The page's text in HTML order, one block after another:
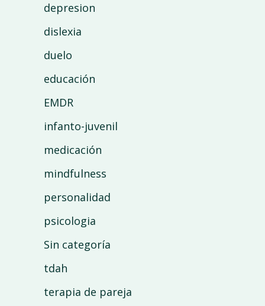
depresion
dislexia
duelo
educación
EMDR
infanto-juvenil
medicación
mindfulness
personalidad
psicologia
Sin categoría
tdah
terapia de pareja